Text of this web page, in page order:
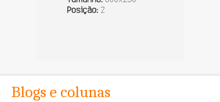
Blogs e colunas